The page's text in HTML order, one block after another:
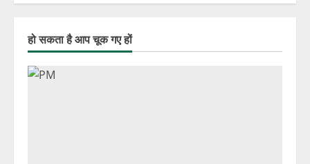
हो सकता है आप चूक गए हों